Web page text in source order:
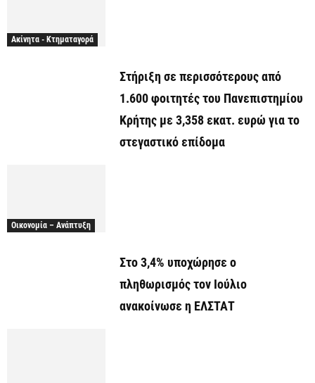
Ακίνητα - Κτηματαγορά
Στήριξη σε περισσότερους από
1.600 φοιτητές του Πανεπιστημίου
Κρήτης με 3,358 εκατ. ευρώ για το
στεγαστικό επίδομα
Οικονομία – Ανάπτυξη
Στο 3,4% υποχώρησε ο
πληθωρισμός τον Ιούλιο
ανακοίνωσε η ΕΛΣΤΑΤ